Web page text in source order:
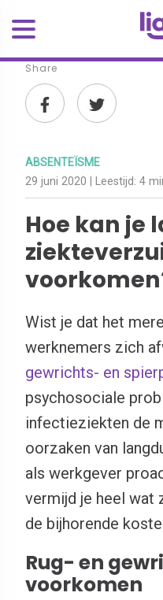
Share
ABSENTEÏSME
29 juni 2020 | Leestijd: 4
Hoe kan je
Wist je dat het
werknemers zich
gewrichts- en
psychosociale
infectieziekten de
oorzaken van
als werkgever
vermijd je heel wat
de bijhorende
Rug- en
voorkomen